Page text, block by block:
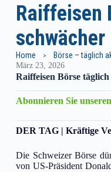
Raiffeisen
schwächer
Home Börse – täglich
März 23, 2026
Raiffeisen Börse täglich
Abonnieren Sie
DER TAG | Kräftige
Die Schweizer Börse
von US-Präsident